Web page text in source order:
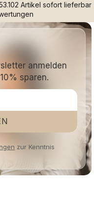
Artikel sofort lieferbar
anmelden
sparen.
zur Kenntnis